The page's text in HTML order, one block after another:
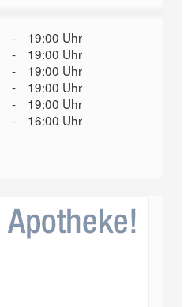
-
19:00 Uhr
-
19:00 Uhr
-
19:00 Uhr
-
19:00 Uhr
-
19:00 Uhr
- 16:00 Uhr